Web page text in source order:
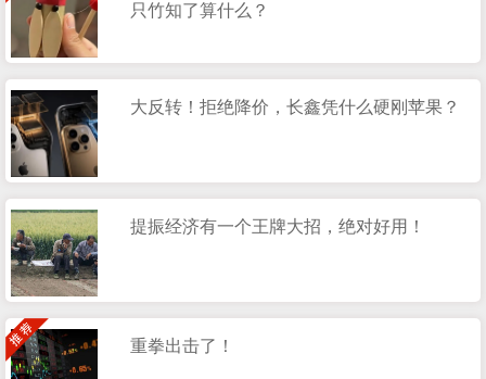
只竹知了算什么？
大反转！拒绝降价，长鑫凭什么硬刚苹果？
提振经济有一个王牌大招，绝对好用！
重拳出击了！